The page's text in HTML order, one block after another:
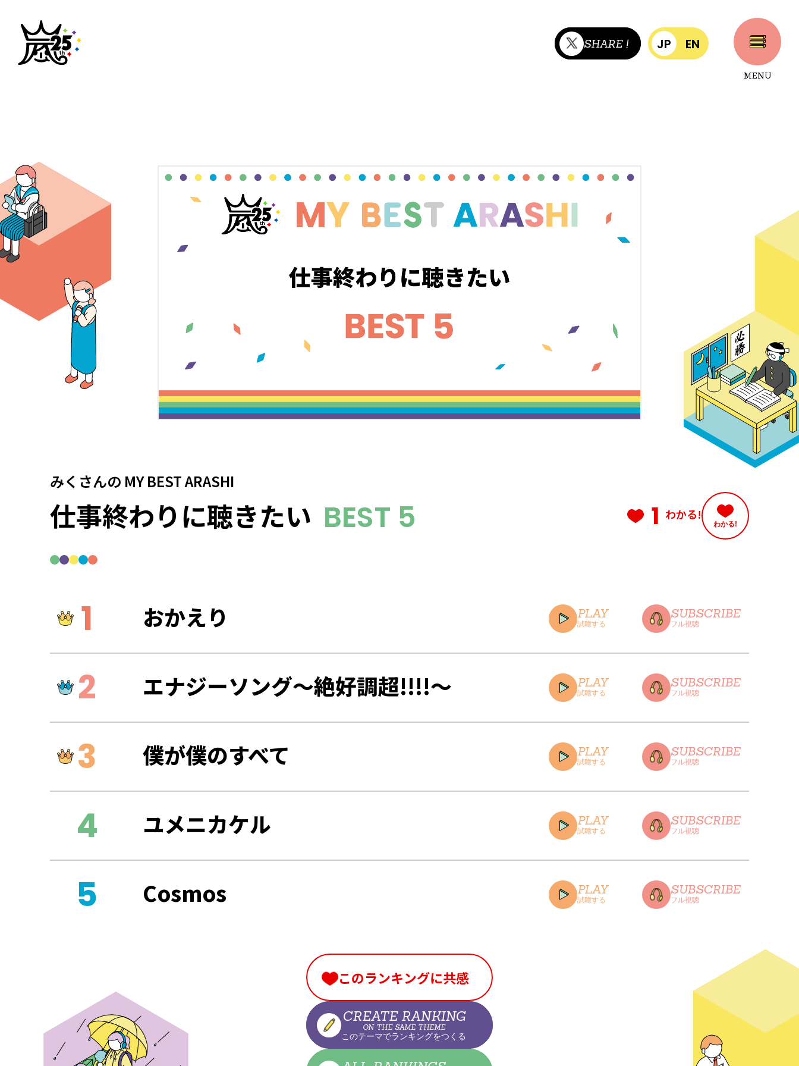
SHARE ! JP EN
MENU
みくさんの MY BEST ARASHI
仕事終わりに聴きたい BEST 5 1 わかる!
わかる!
おかえり PLAY
試聴する
SUBSCRIBE
フル視聴
CLOSE
エナジーソング～絶好調超!!!!～ PLAY
試聴する
SUBSCRIBE
フル視聴
CLOSE
僕が僕のすべて PLAY
試聴する
SUBSCRIBE
フル視聴
CLOSE
ユメニカケル PLAY
試聴する
SUBSCRIBE
フル視聴
Cosmos PLAY
試聴する
SUBSCRIBE
フル視聴
CLOSE
このランキングに共感
CREATE RANKING
ON THE SAME THEME
このテーマでランキングをつくる